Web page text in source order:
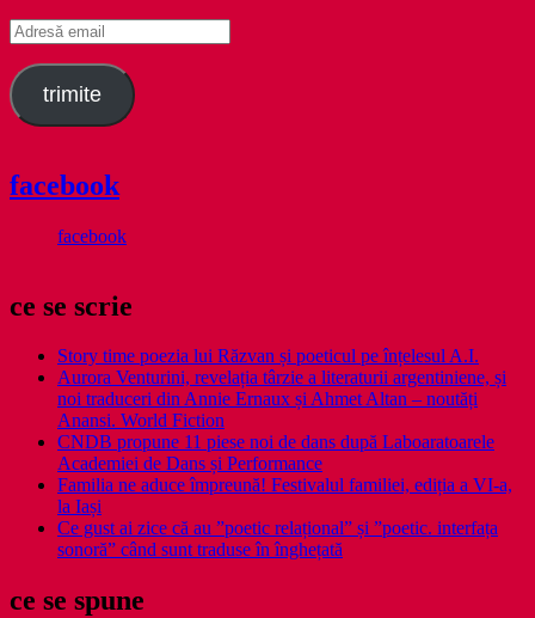
Adresă
email
trimite
facebook
facebook
ce se scrie
Story time poezia lui Răzvan și poeticul pe înțelesul A.I.
Aurora Venturini, revelația târzie a literaturii argentiniene, și
noi traduceri din Annie Ernaux și Ahmet Altan – noutăți
Anansi. World Fiction
CNDB propune 11 piese noi de dans după Laboaratoarele
Academiei de Dans și Performance
Familia ne aduce împreună! Festivalul familiei, ediția a VI-a,
la Iași
Ce gust ai zice că au ”poetic relațional” și ”poetic. interfața
sonoră” când sunt traduse în înghețată
ce se spune